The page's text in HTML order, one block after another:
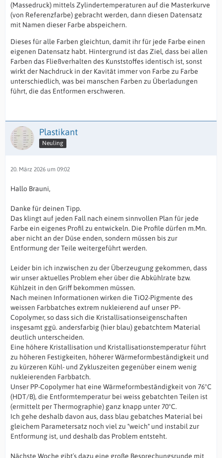
(Massedruck) mittels Zylindertemperaturen auf die Masterkurve
(von Referenzfarbe) gebracht werden, dann diesen Datensatz
mit Namen dieser Farbe abspeichern.
Dieses für alle Farben gleichtun, damit ihr für jede Farbe einen
eigenen Datensatz habt. Hintergrund ist das Ziel, dass bei allen
Farben das Fließverhalten des Kunststoffes identisch ist, sonst
wirkt der Nachdruck in der Kavität immer von Farbe zu Farbe
unterschiedlich, was bei manschen Farben zu Überladungen
führt, die das Entformen erschweren.
Plastikant
Neuling
20. März 2026 um 09:02
Hallo Brauni,
Danke für deinen Tipp.
Das klingt auf jeden Fall nach einem sinnvollen Plan für jede
Farbe ein eigenes Profil zu entwickeln. Die Profile dürfen m.Mn.
aber nicht an der Düse enden, sondern müssen bis zur
Entformung der Teile weitergeführt werden.
Leider bin ich inzwischen zu der Überzeugung gekommen, dass
wir unser aktuelles Problem eher über die Abkühlrate bzw.
Kühlzeit in den Griff bekommen müssen.
Nach meinen Informationen wirken die TiO2-Pigmente des
weissen Farbbatches extrem nukleierend auf unser PP-
Copolymer, so dass sich die Kristallisationseigenschaften
insgesamt ggü. andersfarbig (hier blau) gebatchtem Material
deutlich unterscheiden.
Eine höhere Kristallisation und Kristallisationstemperatur führt
zu höheren Festigkeiten, höherer Wärmeformbeständigkeit und
zu kürzeren Kühl- und Zykluszeiten gegenüber einem wenig
nukleierenden Farbbatch.
Unser PP-Copolymer hat eine Wärmeformbeständigkeit von 76°C
(HDT/B), die Entformtemperatur bei weiss gebatchten Teilen ist
(ermittelt per Thermographie) ganz knapp unter 70°C.
Ich gehe deshalb davon aus, dass blau gebatches Material bei
gleichem Parametersatz noch viel zu "weich" und instabil zur
Entformung ist, und deshalb das Problem entsteht.
Nächste Woche gibt´s dazu eine große Besprechungsrunde mit